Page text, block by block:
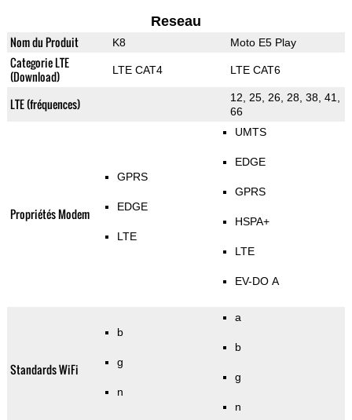
Reseau
Nom du Produit K8 Moto E5 Play
Categorie LTE
(Download)
LTE CAT4 LTE CAT6
LTE (fréquences)
12, 25, 26, 28, 38, 41,
66
Propriétés Modem
GPRS
EDGE
LTE
UMTS
EDGE
GPRS
HSPA+
LTE
EV-DO A
Standards WiFi
b
g
n
a
b
g
n